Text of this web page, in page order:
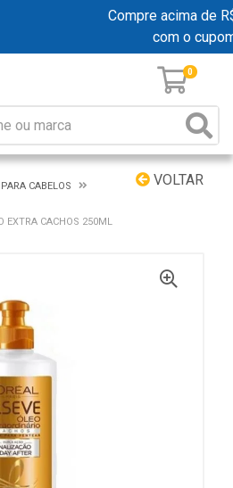
Compre acima de
com o
0
VOLTAR
CABELOS
EXTRA CACHOS 250ML